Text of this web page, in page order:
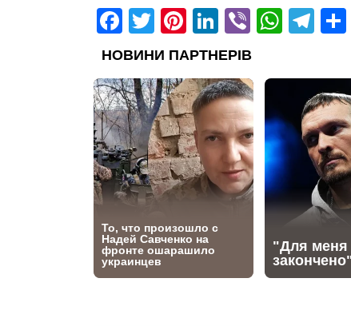
Facebook
Twitter
Pinterest
LinkedIn
Viber